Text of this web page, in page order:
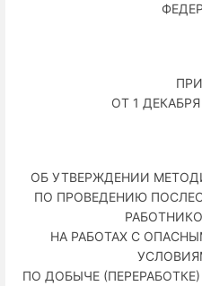
ОТ 1 ДЕКАБРЯ
ОБ УТВЕРЖДЕНИИ
ПО ПРОВЕДЕНИЮ
НА РАБОТАХ С
ПО ДОБЫЧЕ